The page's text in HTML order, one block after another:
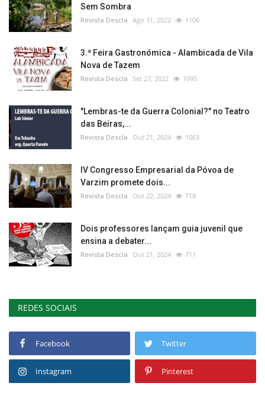
Sem Sombra
Revista Descla Ago 31, 2022 1106
3.ª Feira Gastronómica - Alambicada de Vila
Nova de Tazem
Revista Descla Set 27, 2022 1095
"Lembras-te da Guerra Colonial?" no Teatro
das Beiras,...
Revista Descla Out 21, 2024 1063
IV Congresso Empresarial da Póvoa de
Varzim promete dois...
Revista Descla Out 22, 2024 718
Dois professores lançam guia juvenil que
ensina a debater...
Revista Descla Out 21, 2024 711
REDES SOCIAIS
Facebook Twitter
Instagram Pinterest